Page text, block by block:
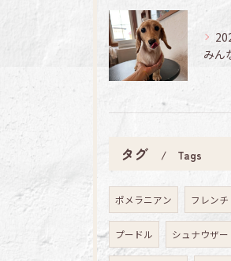
タグ Tags
ポメラニアン フレンチ
プードル シュナウザー